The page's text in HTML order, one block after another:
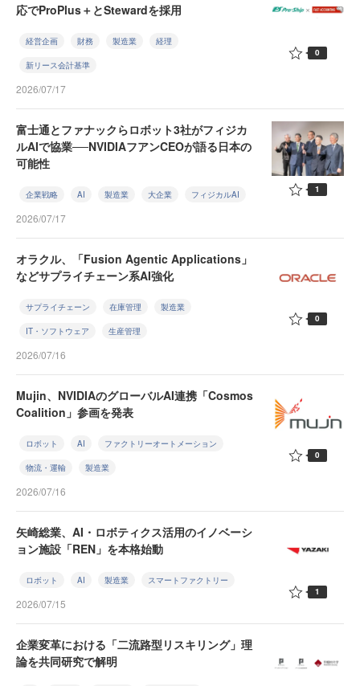
応でProPlus＋とStewardを採用
経営企画 財務 製造業 経理
新リース会計基準
2026/07/17
0
富士通とファナックらロボット3社がフィジカ
ルAIで協業──NVIDIAフアンCEOが語る日本の
可能性
企業戦略 AI 製造業 大企業 フィジカルAI
2026/07/17
1
オラクル、「Fusion Agentic Applications」
などサプライチェーン系AI強化
サプライチェーン 在庫管理 製造業
IT・ソフトウェア 生産管理
2026/07/16
0
Mujin、NVIDIAのグローバルAI連携「Cosmos
Coalition」参画を発表
ロボット AI ファクトリーオートメーション
物流・運輸 製造業
2026/07/16
0
矢崎総業、AI・ロボティクス活用のイノベーシ
ョン施設「REN」を本格始動
ロボット AI 製造業 スマートファクトリー
2026/07/15
1
企業変革における「二流路型リスキリング」理
論を共同研究で解明